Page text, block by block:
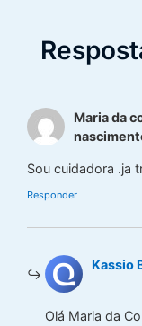
Maria da
Sou cuidadora .ja
Responder
Kassio
Olá Maria da